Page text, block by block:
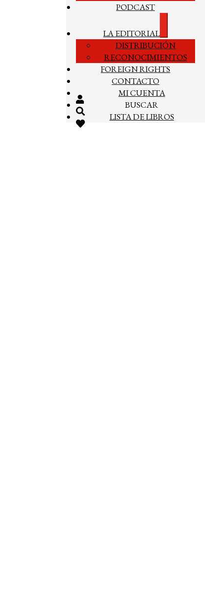
PODCAST
LA EDITORIAL el
menú
hijo
DISTRIBUCIÓN
RECONOCIMIENTOS
FOREIGN RIGHTS
CONTACTO
MI CUENTA
BUSCAR
LISTA DE LIBROS